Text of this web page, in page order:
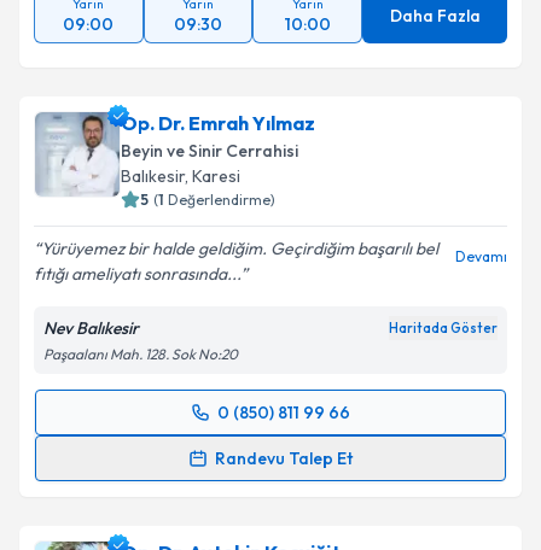
Yarın
09:00
Yarın
09:30
Yarın
10:00 Daha Fazla
Op. Dr. Emrah Yılmaz
Beyin ve Sinir Cerrahisi
Balıkesir, Karesi
5 (1 Değerlendirme)
Yürüyemez bir halde geldiğim. Geçirdiğim başarılı bel
fıtığı ameliyatı sonrasında...
Devamı
Nev Balıkesir Haritada Göster
Paşaalanı Mah. 128. Sok No:20
0 (850) 811 99 66
Randevu Talep Et
Randevu Takvimi Talebi